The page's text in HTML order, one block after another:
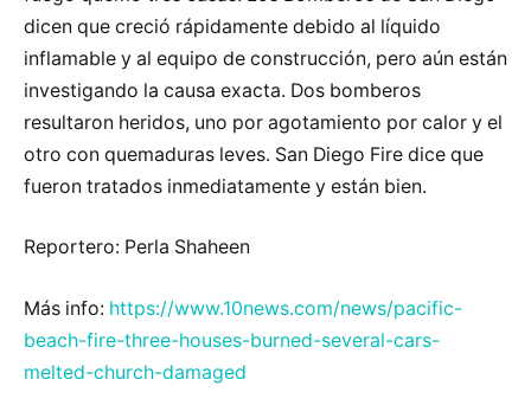
dicen que creció rápidamente debido al líquido
inflamable y al equipo de construcción, pero aún están
investigando la causa exacta. Dos bomberos
resultaron heridos, uno por agotamiento por calor y el
otro con quemaduras leves. San Diego Fire dice que
fueron tratados inmediatamente y están bien.
Reportero: Perla Shaheen
Más info: https://www.10news.com/news/pacific-
beach-fire-three-houses-burned-several-cars-
melted-church-damaged